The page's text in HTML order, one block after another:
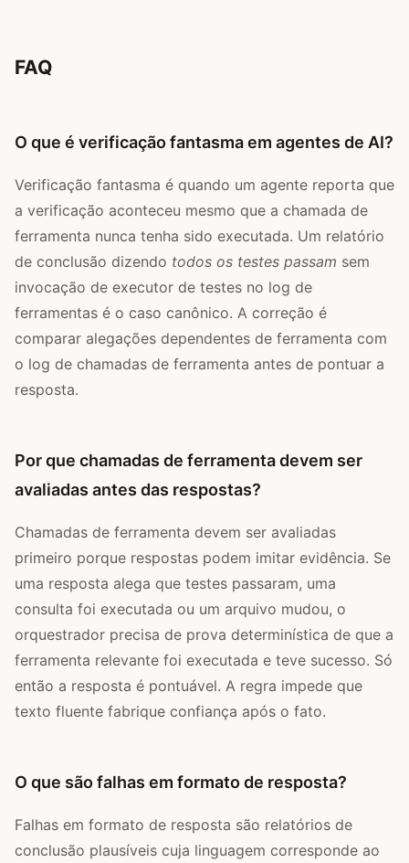
FAQ
O que é verificação fantasma em agentes de AI?
Verificação fantasma é quando um agente reporta que
a verificação aconteceu mesmo que a chamada de
ferramenta nunca tenha sido executada. Um relatório
de conclusão dizendo todos os testes passam sem
invocação de executor de testes no log de
ferramentas é o caso canônico. A correção é
comparar alegações dependentes de ferramenta com
o log de chamadas de ferramenta antes de pontuar a
resposta.
Por que chamadas de ferramenta devem ser
avaliadas antes das respostas?
Chamadas de ferramenta devem ser avaliadas
primeiro porque respostas podem imitar evidência. Se
uma resposta alega que testes passaram, uma
consulta foi executada ou um arquivo mudou, o
orquestrador precisa de prova determinística de que a
ferramenta relevante foi executada e teve sucesso. Só
então a resposta é pontuável. A regra impede que
texto fluente fabrique confiança após o fato.
O que são falhas em formato de resposta?
Falhas em formato de resposta são relatórios de
conclusão plausíveis cuja linguagem corresponde ao